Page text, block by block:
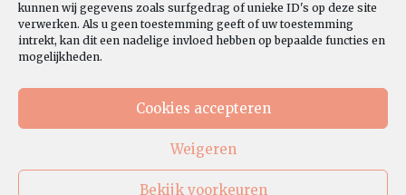
kunnen wij gegevens zoals surfgedrag of unieke ID's op deze site
verwerken. Als u geen toestemming geeft of uw toestemming
intrekt, kan dit een nadelige invloed hebben op bepaalde functies en
mogelijkheden.
Cookies accepteren
Weigeren
Bekijk voorkeuren
YOUTUBE